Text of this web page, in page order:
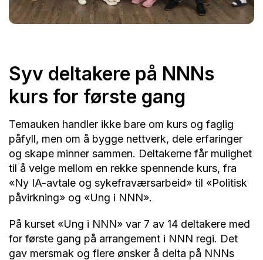
Syv deltakere på NNNs
kurs for første gang
Temauken handler ikke bare om kurs og faglig
påfyll, men om å bygge nettverk, dele erfaringer
og skape minner sammen. Deltakerne får mulighet
til å velge mellom en rekke spennende kurs, fra
«Ny IA-avtale og sykefraværsarbeid» til «Politisk
påvirkning» og «Ung i NNN».
På kurset «Ung i NNN» var 7 av 14 deltakere med
for første gang på arrangement i NNN regi. Det
gav mersmak og flere ønsker å delta på NNNs